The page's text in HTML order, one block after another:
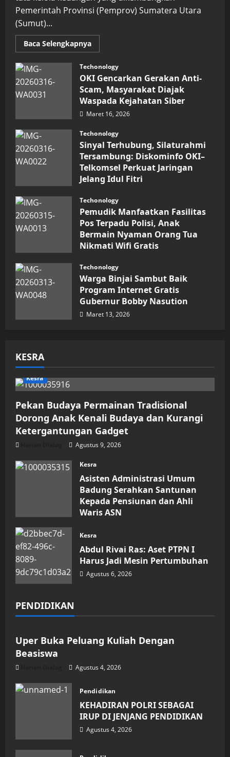
Pemerintah Provinsi (Pemprov) Sumatera Utara
(Sumut)...
Baca SelengkapnyaRead
more
Inovasi
Digital
Keuangan
Sumut
Berbuah
Prestasi,
Raih
Penghargaan
Techonology
OKI Gencarkan Gerakan Anti-
Scam, Masyarakat Diajak
Waspada Kejahatan Siber
Maret 16, 2026
Techonology
Sinyal Terhubung, Silaturahmi
Tersambung: Diskominfo OKI–
Telkomsel Perkuat Jaringan
Jelang Idul Fitri
Techonology
Pemudik Manfaatkan Fasilitas
Pos Terpadu Polisi, Anak
Bermain Nyaman Orang Tua
Nikmati Wifi Gratis
Techonology
Warga Binjai Sambut Baik
Program Internet Gratis
Gubernur Bobby Nasution
Maret 13, 2026
KESRA
Kesra
Pekan Budaya Permainan Tradisional
Dorong Anak Kenali Budaya dan Kurangi
Ketergantungan Gadget
Agustus 9, 2026
Kesra
Asisten Administrasi Umum
Badung Serahkan Santunan
Kepada Pensiunan dan Ahli
Waris ASN
Kesra
Abdul Rivai Ras: Aset PTPN I
Harus Jadi Mesin Pertumbuhan
Agustus 6, 2026
PENDIDIKAN
Pendidikan
Uper Buka Peluang Kuliah Dengan
Beasiswa
Agustus 4, 2026
Pendidikan
KEHADIRAN POLRI SEBAGAI
IRUP DI JENJANG PENDIDIKAN
Agustus 4, 2026